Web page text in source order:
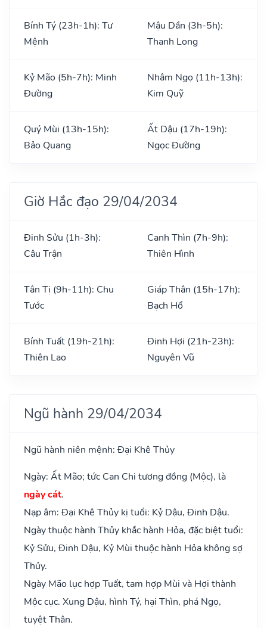
Bính Tý (23h-1h): Tư
Mệnh
Mậu Dần (3h-5h):
Thanh Long
Kỷ Mão (5h-7h): Minh
Đường
Nhâm Ngọ (11h-13h):
Kim Quỹ
Quý Mùi (13h-15h):
Bảo Quang
Ất Dậu (17h-19h):
Ngọc Đường
Giờ Hắc đạo 29/04/2034
Đinh Sửu (1h-3h):
Câu Trận
Canh Thìn (7h-9h):
Thiên Hình
Tân Tị (9h-11h): Chu
Tước
Giáp Thân (15h-17h):
Bạch Hổ
Bính Tuất (19h-21h):
Thiên Lao
Đinh Hợi (21h-23h):
Nguyên Vũ
Ngũ hành 29/04/2034
Ngũ hành niên mệnh: Đại Khê Thủy
Ngày: Ất Mão; tức Can Chi tương đồng (Mộc), là
ngày cát.
Nạp âm: Đại Khê Thủy kị tuổi: Kỷ Dậu, Đinh Dậu.
Ngày thuộc hành Thủy khắc hành Hỏa, đặc biệt tuổi:
Kỷ Sửu, Đinh Dậu, Kỷ Mùi thuộc hành Hỏa không sợ
Thủy.
Ngày Mão lục hợp Tuất, tam hợp Mùi và Hợi thành
Mộc cục. Xung Dậu, hình Tý, hại Thìn, phá Ngọ,
tuyệt Thân.